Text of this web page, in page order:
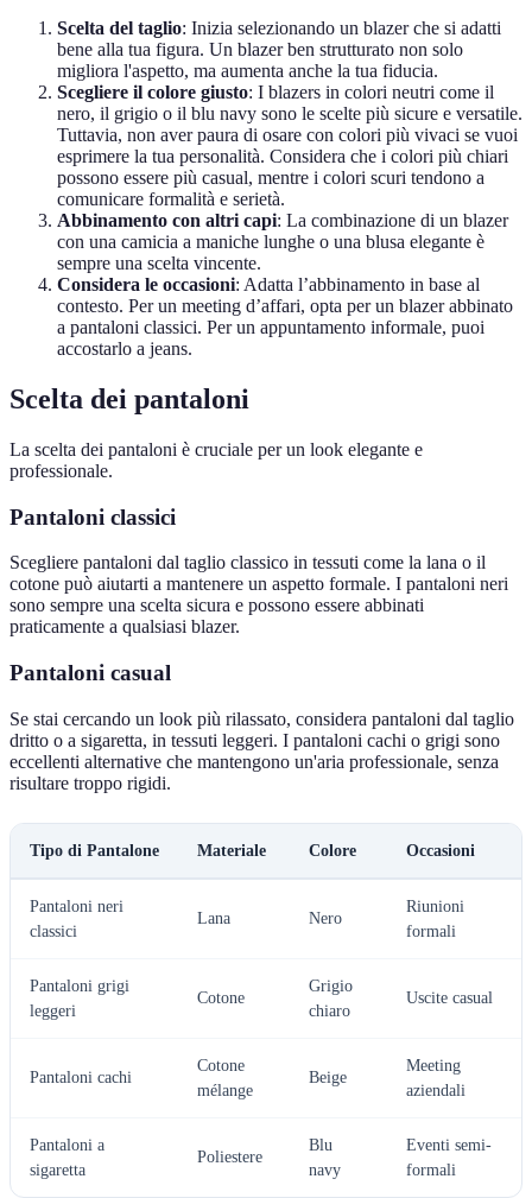
Scelta del taglio: Inizia selezionando un blazer che si adatti
bene alla tua figura. Un blazer ben strutturato non solo
migliora l'aspetto, ma aumenta anche la tua fiducia.
Scegliere il colore giusto: I blazers in colori neutri come il
nero, il grigio o il blu navy sono le scelte più sicure e versatile.
Tuttavia, non aver paura di osare con colori più vivaci se vuoi
esprimere la tua personalità. Considera che i colori più chiari
possono essere più casual, mentre i colori scuri tendono a
comunicare formalità e serietà.
Abbinamento con altri capi: La combinazione di un blazer
con una camicia a maniche lunghe o una blusa elegante è
sempre una scelta vincente.
Considera le occasioni: Adatta l’abbinamento in base al
contesto. Per un meeting d’affari, opta per un blazer abbinato
a pantaloni classici. Per un appuntamento informale, puoi
accostarlo a jeans.
Scelta dei pantaloni
La scelta dei pantaloni è cruciale per un look elegante e
professionale.
Pantaloni classici
Scegliere pantaloni dal taglio classico in tessuti come la lana o il
cotone può aiutarti a mantenere un aspetto formale. I pantaloni neri
sono sempre una scelta sicura e possono essere abbinati
praticamente a qualsiasi blazer.
Pantaloni casual
Se stai cercando un look più rilassato, considera pantaloni dal taglio
dritto o a sigaretta, in tessuti leggeri. I pantaloni cachi o grigi sono
eccellenti alternative che mantengono un'aria professionale, senza
risultare troppo rigidi.
Tipo di Pantalone Materiale Colore Occasioni
Pantaloni neri
classici
Lana Nero
Riunioni
formali
Pantaloni grigi
leggeri
Cotone
Grigio
chiaro
Uscite casual
Pantaloni cachi
Cotone
mélange
Beige
Meeting
aziendali
Pantaloni a
sigaretta
Poliestere
Blu
navy
Eventi semi-
formali